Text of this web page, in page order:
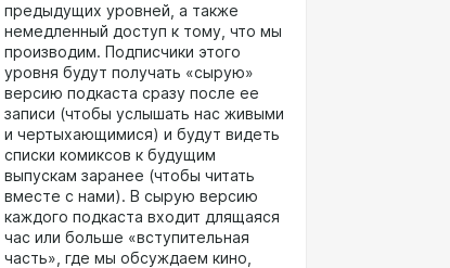
предыдущих уровней, а также
немедленный доступ к тому, что мы
производим. Подписчики этого
уровня будут получать «сырую»
версию подкаста сразу после ее
записи (чтобы услышать нас живыми
и чертыхающимися) и будут видеть
списки комиксов к будущим
выпускам заранее (чтобы читать
вместе с нами). В сырую версию
каждого подкаста входит длящаяся
час или больше «вступительная
часть», где мы обсуждаем кино,